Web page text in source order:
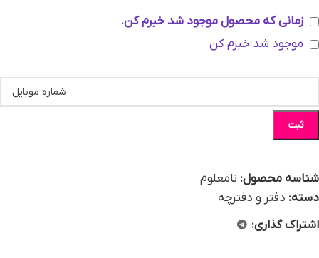
زمانی که محصول موجود شد خبرم کن.
موجود شد خبرم کن
ثبت
شناسه محصول: نامعلوم
دسته: دفتر و دفترچه
اشتراک گذاری: